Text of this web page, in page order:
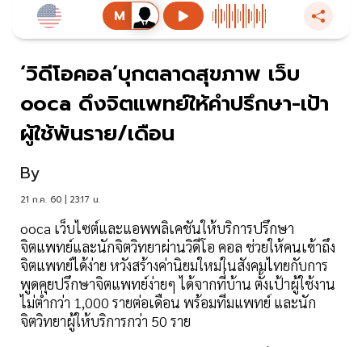
‘วิดีโอคอล’บุกตลาดสุขภาพ เว็บ
ooca ดึงจิตแพทย์ให้คำปรึกษา-เป้า
ผู้ใช้พันราย/เดือน
By
21 ก.ค. 60 | 23:17 น.
ooca เว็บไซต์และแอพพลิเคชันให้บริการปรึกษา
จิตแพทย์และนักจิตวิทยาผ่านวิดีโอ คอล ช่วยให้คนเข้าถึง
จิตแพทย์ได้ง่าย หวังสร้างค่านิยมใหม่ในสังคมไทยกับการ
พูดคุยปรึกษาจิตแพทย์ง่ายๆ ได้จากที่บ้าน ตั้งเป้าผู้ใช้งาน
ไม่ตํ่ากว่า 1,000 รายต่อเดือน พร้อมทีมแพทย์ และนัก
จิตวิทยาผู้ให้บริการกว่า 50 ราย